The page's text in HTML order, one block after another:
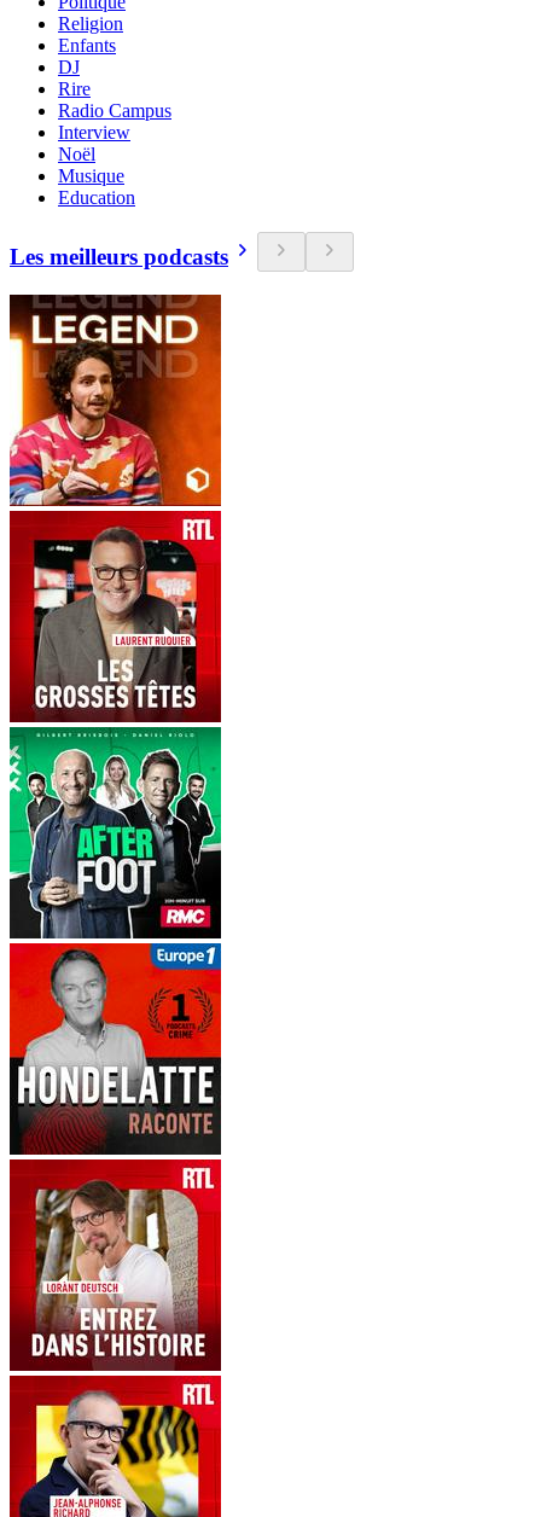
Religion
Enfants
DJ
Rire
Radio Campus
Interview
Noël
Musique
Education
Les meilleurs podcasts